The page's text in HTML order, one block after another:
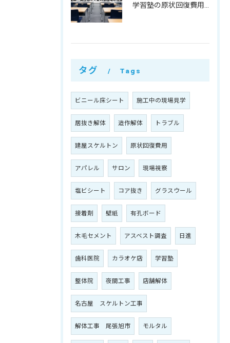
タグ Tags
ビニール床シート 施工中の現場見学
居抜き解体 造作解体 トラブル
建屋スケルトン 原状回復費用
アパレル サロン 現場視察
塩ビシート コア抜き グラスウール
接着剤 壁紙 有孔ボード
木毛セメント アスベスト調査 日進
歯科医院 カラオケ店 学習塾
整体院 夜間工事 店舗解体
名古屋 スケルトン工事
解体工事 尾張旭市 モルタル